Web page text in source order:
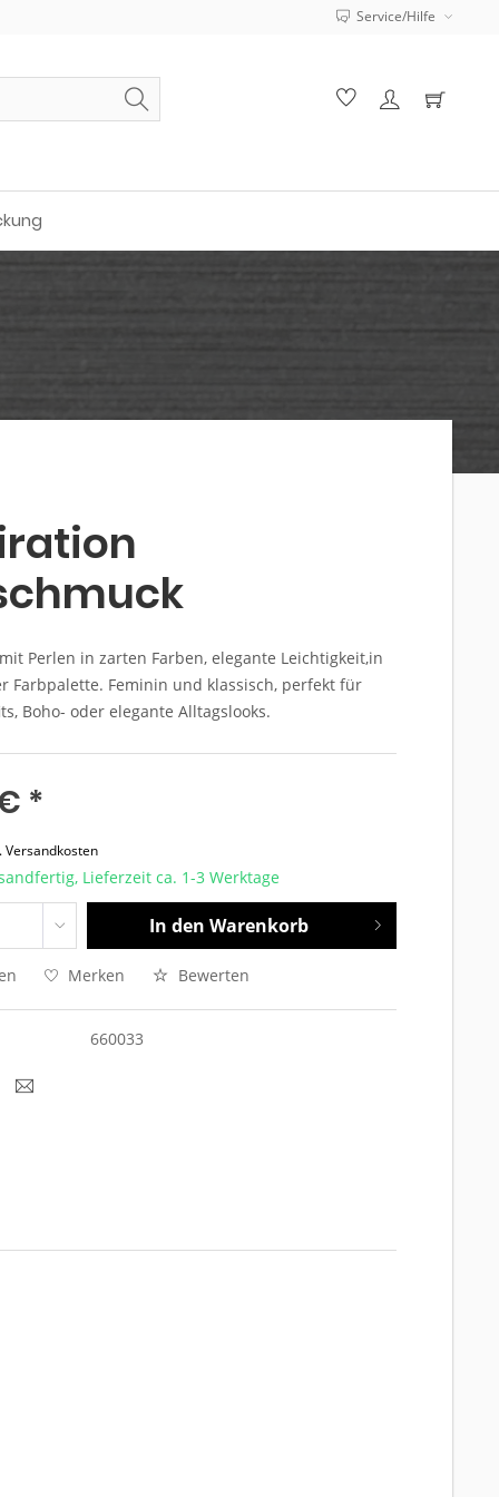
Service/Hilfe
Perlen in zarten Farben, elegante Leichtigkeit,in
Farbpalette. Feminin und klassisch, perfekt für
Boho- oder elegante Alltagslooks.
*
Versandkosten
Lieferzeit ca. 1-3 Werktage
In den Warenkorb
Merken Bewerten
660033